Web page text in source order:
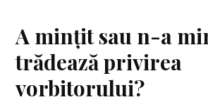
A mințit sau n-a
trădează privirea
vorbitorului?